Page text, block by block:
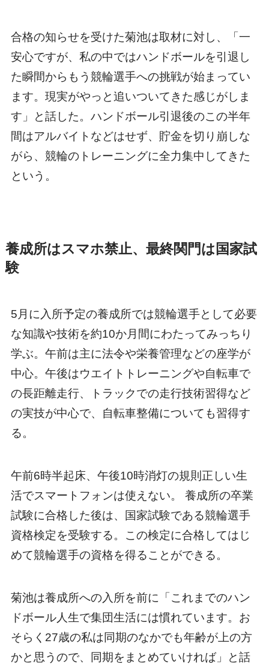
合格の知らせを受けた菊池は取材に対し、「一
安心ですが、私の中ではハンドボールを引退し
た瞬間からもう競輪選手への挑戦が始まってい
ます。現実がやっと追いついてきた感じがしま
す」と話した。ハンドボール引退後のこの半年
間はアルバイトなどはせず、貯金を切り崩しな
がら、競輪のトレーニングに全力集中してきた
という。
養成所はスマホ禁止、最終関門は国家試
験
5月に入所予定の養成所では競輪選手として必要
な知識や技術を約10か月間にわたってみっちり
学ぶ。午前は主に法令や栄養管理などの座学が
中心。午後はウエイトトレーニングや自転車で
の長距離走行、トラックでの走行技術習得など
の実技が中心で、自転車整備についても習得す
る。
午前6時半起床、午後10時消灯の規則正しい生
活でスマートフォンは使えない。 養成所の卒業
試験に合格した後は、国家試験である競輪選手
資格検定を受験する。この検定に合格してはじ
めて競輪選手の資格を得ることができる。
菊池は養成所への入所を前に「これまでのハン
ドボール人生で集団生活には慣れています。お
そらく27歳の私は同期のなかでも年齢が上の方
かと思うので、同期をまとめていければ」と話